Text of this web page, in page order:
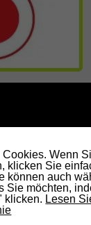
2026
Rundspruch
Wenn
klicken Sie
können auch
Sie möchten,
klicken. Lesen